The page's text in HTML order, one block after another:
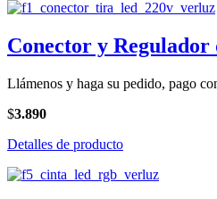
Conector y
Llámenos y haga su pedido, pago
$3.890
Detalles de producto